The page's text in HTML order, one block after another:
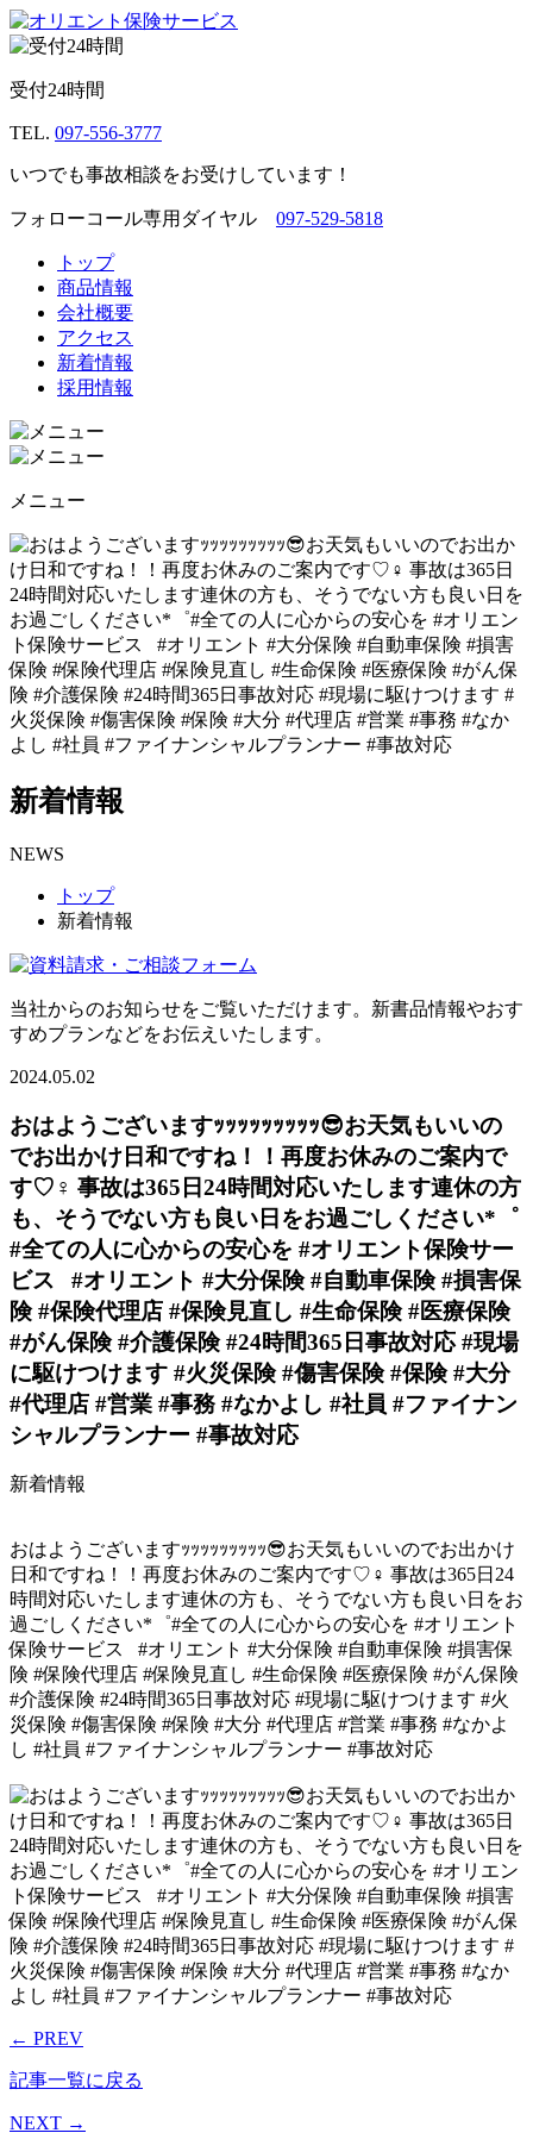
受付24時間
TEL. 097-556-3777
いつでも事故相談をお受けしています！
フォローコール専用ダイヤル 097-529-5818
トップ
商品情報
会社概要
アクセス
新着情報
採用情報
メニュー
新着情報
NEWS
トップ
新着情報
当社からのお知らせをご覧いただけます。新書品情報やおす
すめプランなどをお伝えいたします。
2024.05.02
おはようございますｯｯｯｯｯｯｯｯｯ😎お天気もいいの
で️お出かけ日和ですね！！再度お休みのご案内で
す♡‍♀️ 事故は365日24時間対応いたします連休の方
も、そうでない方も良い日をお過ごしください*゜
#全ての人に心からの安心を #オリエント保険サー
ビス⠀#オリエント #大分保険 #自動車保険 #損害保
険 #保険代理店 #保険見直し #生命保険 #医療保険
#がん保険 #介護保険 #24時間365日事故対応 #現場
に駆けつけます #火災保険 #傷害保険 #保険 #大分
#代理店 #営業 #事務 #なかよし #社員 #ファイナン
シャルプランナー #事故対応
新着情報
おはようございますｯｯｯｯｯｯｯｯｯ😎お天気もいいので️お出かけ
日和ですね！！再度お休みのご案内です♡‍♀️ 事故は365日24
時間対応いたします連休の方も、そうでない方も良い日をお
過ごしください*゜#全ての人に心からの安心を #オリエント
保険サービス⠀#オリエント #大分保険 #自動車保険 #損害保
険 #保険代理店 #保険見直し #生命保険 #医療保険 #がん保険
#介護保険 #24時間365日事故対応 #現場に駆けつけます #火
災保険 #傷害保険 #保険 #大分 #代理店 #営業 #事務 #なかよ
し #社員 #ファイナンシャルプランナー #事故対応
← PREV
記事一覧に戻る
NEXT →